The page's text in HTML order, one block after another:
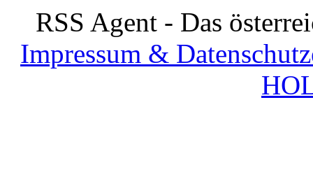
RSS Agent - Das
Impressum &